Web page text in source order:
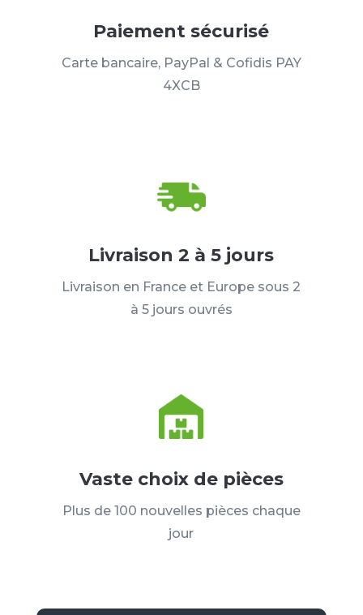
Paiement sécurisé
Carte bancaire, PayPal & Cofidis PAY
4XCB
Livraison 2 à 5 jours
Livraison en France et Europe sous 2
à 5 jours ouvrés
Vaste choix de pièces
Plus de 100 nouvelles pièces chaque
jour